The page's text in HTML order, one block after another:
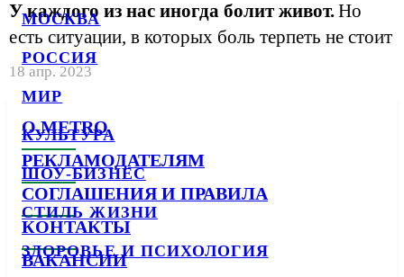
МОСКВА
РОССИЯ
МИР
КУЛЬТУРА
ШОУ-БИЗНЕС
СТИЛЬ ЖИЗНИ
ЗДОРОВЬЕ И ПСИХОЛОГИЯ
У каждого из нас иногда болит живот.Но
есть ситуации, в которых боль терпеть не стоит
18 апр. 2023
О METRO
РЕКЛАМОДАТЕЛЯМ
СОГЛАШЕНИЯ И ПРАВИЛА
КОНТАКТЫ
ВАКАНСИИ